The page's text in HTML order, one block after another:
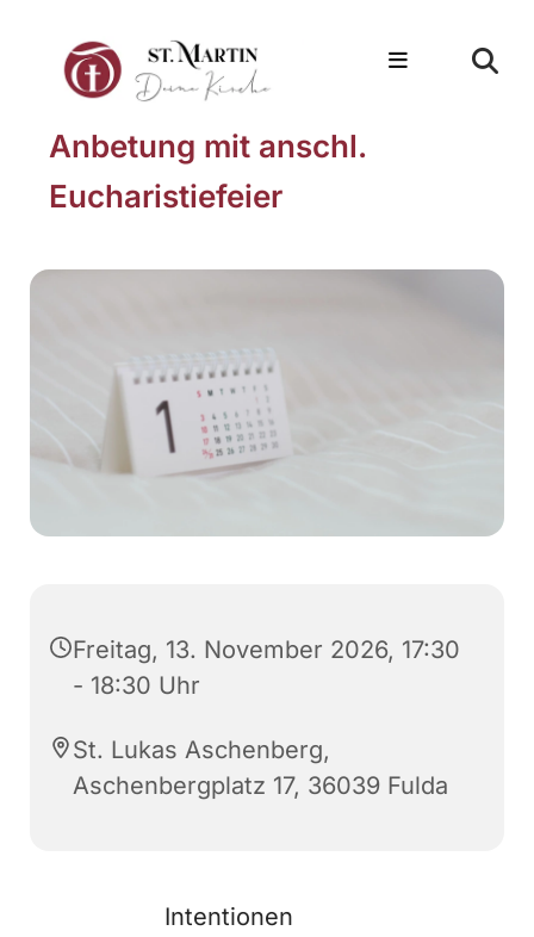
Anbetung mit anschl.
Eucharistiefeier
Freitag, 13. November 2026, 17:30
- 18:30 Uhr
St. Lukas Aschenberg,
Aschenbergplatz 17, 36039 Fulda
Intentionen